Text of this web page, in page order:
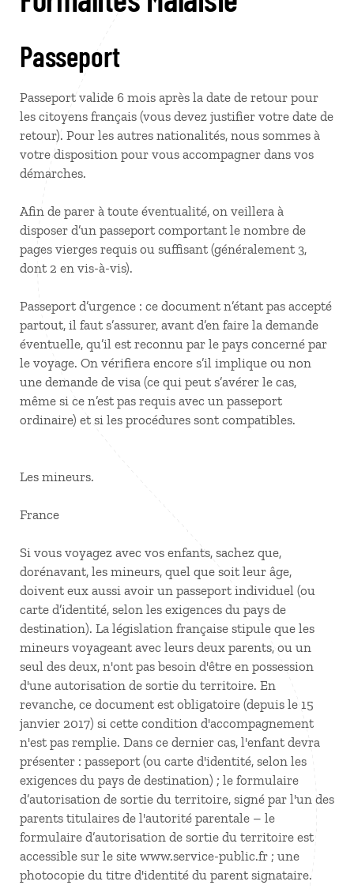
Passeport
Passeport valide 6 mois après la date de retour pour
les citoyens français (vous devez justifier votre date de
retour). Pour les autres nationalités, nous sommes à
votre disposition pour vous accompagner dans vos
démarches.
Afin de parer à toute éventualité, on veillera à
disposer d’un passeport comportant le nombre de
pages vierges requis ou suffisant (généralement 3,
dont 2 en vis-à-vis).
Passeport d’urgence : ce document n’étant pas accepté
partout, il faut s’assurer, avant d’en faire la demande
éventuelle, qu’il est reconnu par le pays concerné par
le voyage. On vérifiera encore s’il implique ou non
une demande de visa (ce qui peut s’avérer le cas,
même si ce n’est pas requis avec un passeport
ordinaire) et si les procédures sont compatibles.
Les mineurs.
France
Si vous voyagez avec vos enfants, sachez que,
dorénavant, les mineurs, quel que soit leur âge,
doivent eux aussi avoir un passeport individuel (ou
carte d’identité, selon les exigences du pays de
destination). La législation française stipule que les
mineurs voyageant avec leurs deux parents, ou un
seul des deux, n'ont pas besoin d'être en possession
d'une autorisation de sortie du territoire. En
revanche, ce document est obligatoire (depuis le 15
janvier 2017) si cette condition d'accompagnement
n'est pas remplie. Dans ce dernier cas, l'enfant devra
présenter : passeport (ou carte d'identité, selon les
exigences du pays de destination) ; le formulaire
d’autorisation de sortie du territoire, signé par l'un des
parents titulaires de l'autorité parentale – le
formulaire d’autorisation de sortie du territoire est
accessible sur le site www.service-public.fr ; une
photocopie du titre d'identité du parent signataire.